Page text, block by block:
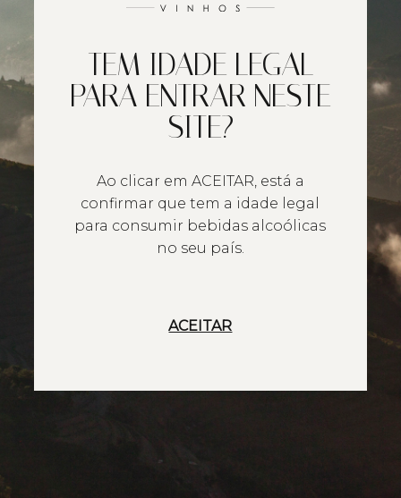
TEM IDADE LEGAL
PARA ENTRAR NESTE
SITE?
Ao clicar em ACEITAR, está a
confirmar que tem a idade legal
para consumir bebidas alcoólicas
no seu país.
ACEITAR